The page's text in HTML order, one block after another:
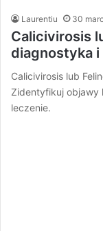
Laurentiu 30
Calicivirosis
diagnostyka
Calicivirosis lub
Zidentyfikuj objawy
leczenie.